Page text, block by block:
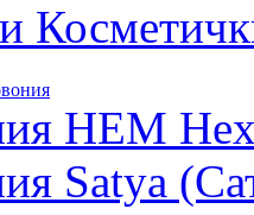
HEM
Satya